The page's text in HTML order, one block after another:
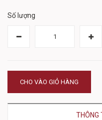
Số lượng
CHO VÀO GIỎ HÀNG
THÔNG